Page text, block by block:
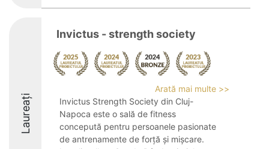
Laureați
Invictus - strength society
Arată mai multe >>
Invictus Strength Society din Cluj-
Napoca este o sală de fitness
concepută pentru persoanele pasionate
de antrenamente de forță și mișcare.